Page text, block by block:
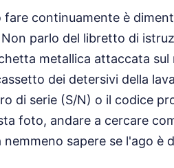
fare continuamente è
parlo del libretto di
metallica attaccata
dei detersivi della
di serie (S/N) o il codice
foto, andare a cercare
sapere se l'ago è